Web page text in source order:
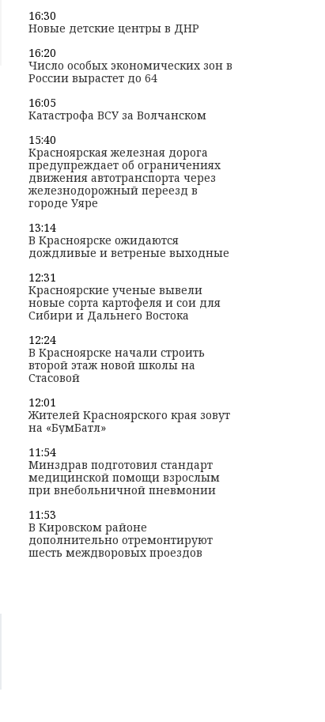
16:30
Новые детские центры в ДНР
16:20
Число особых экономических зон в
России вырастет до 64
16:05
Катастрофа ВСУ за Волчанском
15:40
Красноярская железная дорога
предупреждает об ограничениях
движения автотранспорта через
железнодорожный переезд в
городе Уяре
13:14
В Красноярске ожидаются
дождливые и ветреные выходные
12:31
Красноярские ученые вывели
новые сорта картофеля и сои для
Сибири и Дальнего Востока
12:24
В Красноярске начали строить
второй этаж новой школы на
Стасовой
12:01
Жителей Красноярского края зовут
на «БумБатл»
11:54
Минздрав подготовил стандарт
медицинской помощи взрослым
при внебольничной пневмонии
11:53
В Кировском районе
дополнительно отремонтируют
шесть междворовых проездов